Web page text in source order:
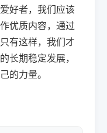
好者，我们应该
优质内容，通过
有这样，我们才
长期稳定发展，
的力量。